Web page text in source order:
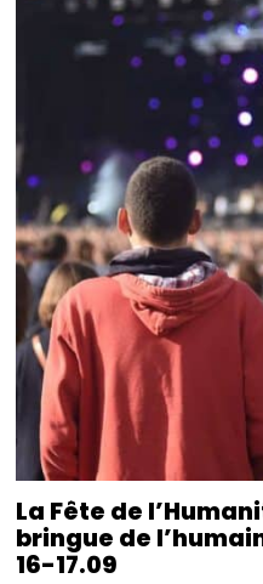
La Fête de
bringue de
16-17.09